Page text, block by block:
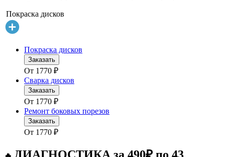
Покраска дисков
Покраска дисков
Заказать
От 1770 ₽
Сварка дисков
Заказать
От 1770 ₽
Ремонт боковых порезов
Заказать
От 1770 ₽